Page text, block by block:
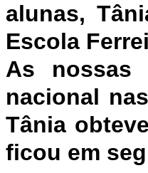
alunas,
Escola
As nossas
nacional
Tânia
ficou em